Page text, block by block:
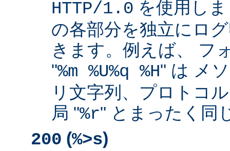
HTTP/1.0 を使用し
の各部分を独立にロ
きます。例えば、 フ
"%m %U%q %H" は メ
リ文字列、プロトコ
局 "%r" とまったく同
200 (%>s)